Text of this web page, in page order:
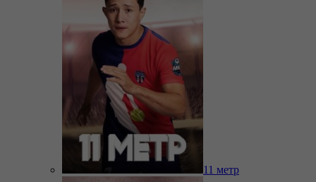
11 метр